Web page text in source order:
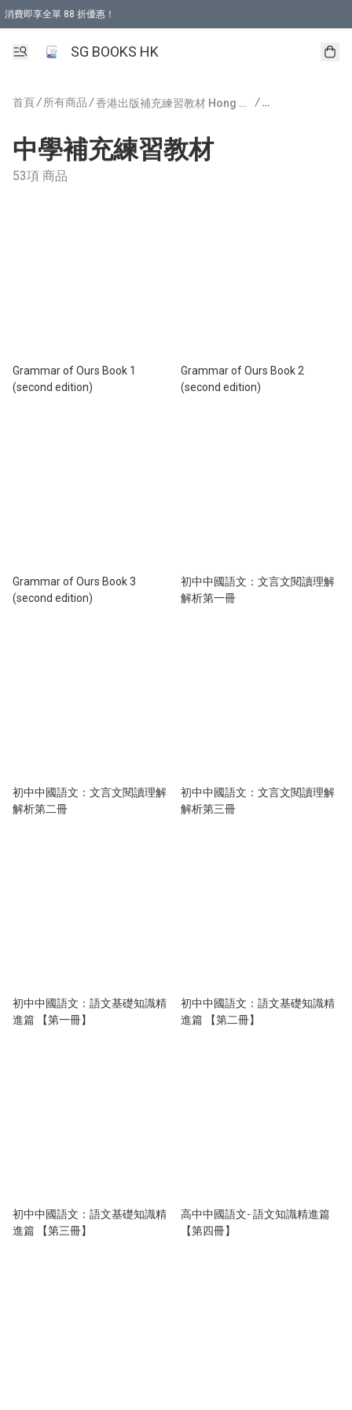
消費即享全單 88 折優惠！
SG BOOKS HK
首頁/ 所有商品 / 香港出版補充練習教材 Hong Kong Publishing / 中學補充練習教材
中學補充練習教材
53項 商品
Grammar of Ours Book 1
(second edition)
Grammar of Ours Book 2
(second edition)
Grammar of Ours Book 3
(second edition)
初中中國語文：文言文閱讀理解
解析第一冊
初中中國語文：文言文閱讀理解
解析第二冊
初中中國語文：文言文閱讀理解
解析第三冊
初中中國語文：語文基礎知識精
進篇 【第一冊】
初中中國語文：語文基礎知識精
進篇 【第二冊】
初中中國語文：語文基礎知識精
進篇 【第三冊】
高中中國語文- 語文知識精進篇
【第四冊】